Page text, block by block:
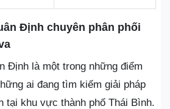
Định chuyên phân phối
Định là một trong những điểm
ai đang tìm kiếm giải pháp
tại khu vực thành phố Thái Bình.